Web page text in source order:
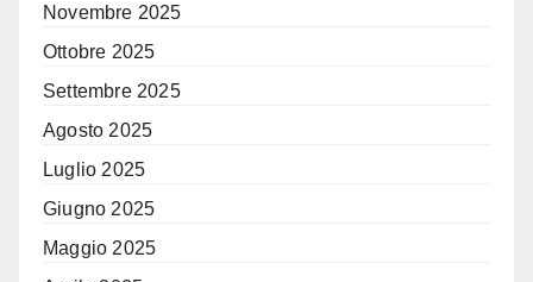
Novembre 2025
Ottobre 2025
Settembre 2025
Agosto 2025
Luglio 2025
Giugno 2025
Maggio 2025